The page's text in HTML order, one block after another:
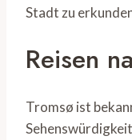
Stadt zu
Reisen
Tromsø ist